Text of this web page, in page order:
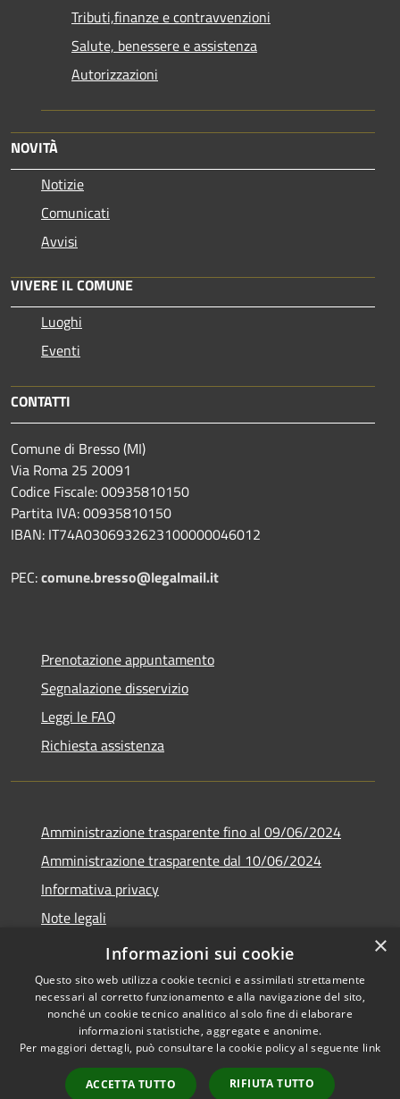
Tributi,finanze e contravvenzioni
Salute, benessere e assistenza
Autorizzazioni
NOVITÀ
Notizie
Comunicati
Avvisi
VIVERE IL COMUNE
Luoghi
Eventi
CONTATTI
Comune di Bresso (MI)
Via Roma 25 20091
Codice Fiscale: 00935810150
Partita IVA: 00935810150
IBAN: IT74A0306932623100000046012
PEC:comune.bresso@legalmail.it
Prenotazione appuntamento
Segnalazione disservizio
Leggi le FAQ
Richiesta assistenza
Amministrazione trasparente fino al 09/06/2024
Amministrazione trasparente dal 10/06/2024
Informativa privacy
Note legali
Dichiarazione di accessibilità
Accessibilità
Copyright © 2026 • Città di
Bresso • Powered by
Municipium•
Accesso
×
Informazioni sui cookie
Questo sito web utilizza cookie tecnici e assimilati strettamente
necessari al corretto funzionamento e alla navigazione del sito,
nonché un cookie tecnico analitico al solo fine di elaborare
informazioni statistiche, aggregate e anonime.
Per maggiori dettagli, può consultare la cookie policy al seguente link
ACCETTA TUTTO RIFIUTA TUTTO